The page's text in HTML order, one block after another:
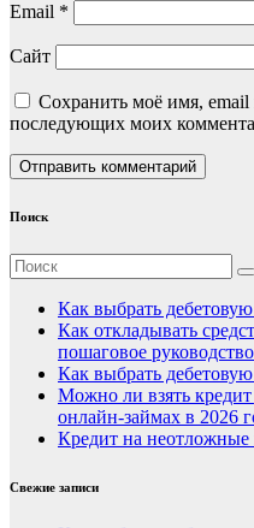
Email *
Сайт
Сохранить моё имя, email
последующих моих
Поиск
Как выбрать
Как откладывать
пошаговое
Как выбрать
Можно ли взять
онлайн-займах в 2026
Кредит на неотложные
Свежие записи